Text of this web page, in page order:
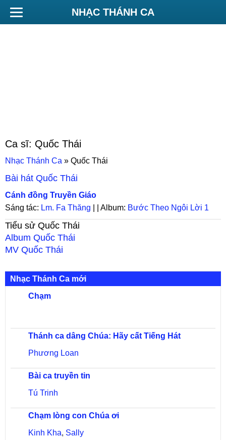
NHẠC THÁNH CA
Ca sĩ: Quốc Thái
Nhạc Thánh Ca » Quốc Thái
Bài hát Quốc Thái
Cánh đồng Truyền Giáo
Sáng tác: Lm. Fa Thăng | | Album: Bước Theo Ngôi Lời 1
Tiểu sử Quốc Thái
Album Quốc Thái
MV Quốc Thái
Nhạc Thánh Ca mới
Chạm
Thánh ca dâng Chúa: Hãy cất Tiếng Hát
Phương Loan
Bài ca truyền tin
Tú Trinh
Chạm lòng con Chúa ơi
Kinh Kha, Sally